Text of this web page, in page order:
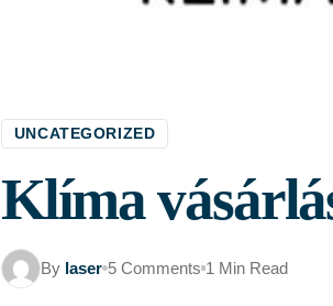
UNCATEGORIZED
Klíma
By laser 5 Comments 1 Min Read